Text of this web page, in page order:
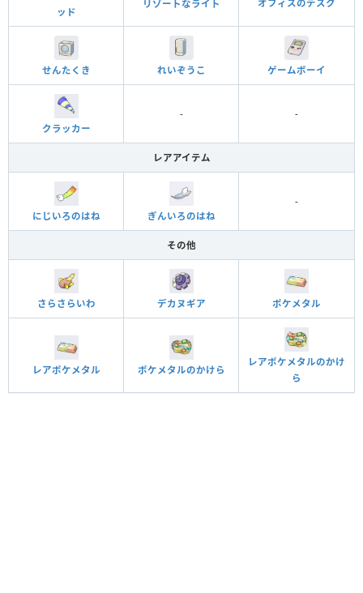
ッド
リゾートなライト オフィスのデスク
せんたくき れいぞうこ ゲームボーイ
クラッカー
- -
レアアイテム
にじいろのはね ぎんいろのはね
-
その他
さらさらいわ デカヌギア ポケメタル
レアポケメタル ポケメタルのかけら
レアポケメタルのかけ
ら